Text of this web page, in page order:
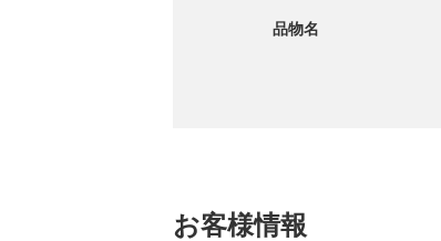
品物名
お客様情報